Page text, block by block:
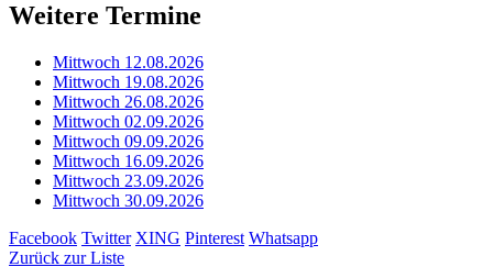
Weitere Termine
Mittwoch 12.08.2026
Mittwoch 19.08.2026
Mittwoch 26.08.2026
Mittwoch 02.09.2026
Mittwoch 09.09.2026
Mittwoch 16.09.2026
Mittwoch 23.09.2026
Mittwoch 30.09.2026
Facebook Twitter XING Pinterest Whatsapp
Zurück zur Liste